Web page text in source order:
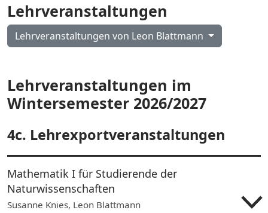
Lehrveranstaltungen
Lehrveranstaltungen von Leon Blattmann
Lehrveranstaltungen im
Wintersemester 2026/2027
4c. Lehrexportveranstaltungen
Mathematik I für Studierende der
Naturwissenschaften
Susanne Knies, Leon Blattmann